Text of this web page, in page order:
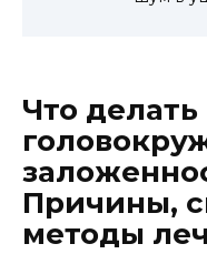
Что
Причины,
методы